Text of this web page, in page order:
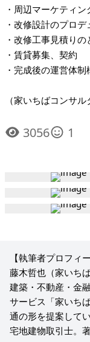
・周辺マーケティ
・改修設計のプロデ
・改修工事見積り
・賃貸募集、契約
・完成後の運営体制
（家いちばコンサル
3056 1
【執筆者プロフィー
藤木哲也（家いちば
建築・不動産・金
サービス「家いち
通の形を提案して
宅地建物取引士。